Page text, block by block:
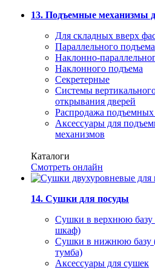
13. Подъемные механизмы
Для складных вверх
Параллельного подъема
Наклонно-
Наклонного подъема
Секретерные
Системы
открывания дверей
Распродажа
Аксессуары для
механизмов
Каталоги
Смотреть онлайн
14. Сушки для посуды
Сушки в верхнюю базу
шкаф)
Сушки в нижнюю базу
тумба)
Аксессуары для сушек